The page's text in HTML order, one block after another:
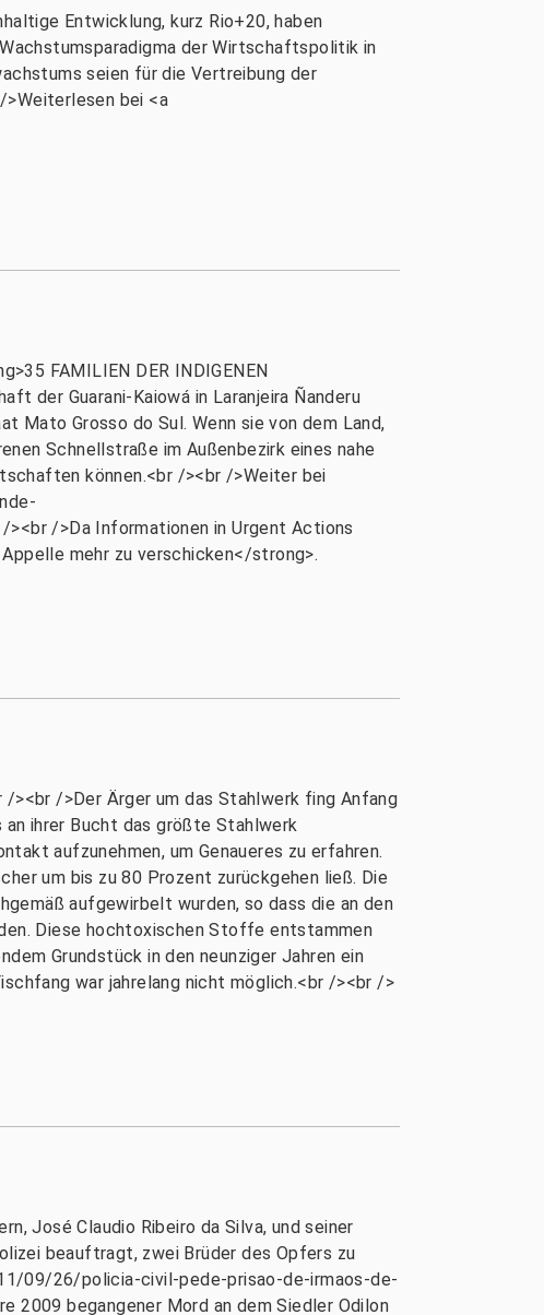
Entwicklung, kurz Rio+20, haben
der Wirtschaftspolitik in
seien für die Vertreibung der
bei <a
FAMILIEN DER INDIGENEN
der Guarani-Kaiowá in Laranjeira Ñanderu
Mato Grosso do Sul. Wenn sie von dem Land,
Schnellstraße im Außenbezirk eines nahe
können.<br /><br />Weiter bei
/>Da Informationen in Urgent Actions
mehr zu verschicken</strong>.
><br />Der Ärger um das Stahlwerk fing Anfang
an ihrer Bucht das größte Stahlwerk
aufzunehmen, um Genaueres zu erfahren.
um bis zu 80 Prozent zurückgehen ließ. Die
aufgewirbelt wurden, so dass die an den
Diese hochtoxischen Stoffe entstammen
Grundstück in den neunziger Jahren ein
war jahrelang nicht möglich.<br /><br />
José Claudio Ribeiro da Silva, und seiner
beauftragt, zwei Brüder des Opfers zu
09/26/policia-civil-pede-prisao-de-irmaos-de-
2009 begangener Mord an dem Siedler Odilon